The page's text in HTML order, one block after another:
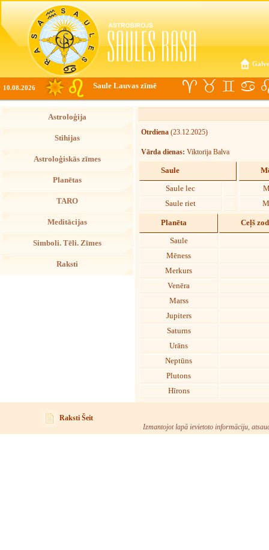
10.08.2026 Saule Lauvas zīmē
Astroloģija
Stihijas
Astroloģiskās zīmes
Planētas
TARO
Meditācijas
Simboli. Tēli. Zīmes
Raksti
Otrdiena (23.12.2025)
Vārda dienas: Viktorija Balva
Saule
Saule lec
Saule riet
Planēta Ceļš
Saule
Mēness
Merkurs
Venēra
Marss
Jupiters
Saturns
Urāns
Neptūns
Plutons
Hīrons
Raksti Šeit
Izmantojot lapā ievietoto informāciju,